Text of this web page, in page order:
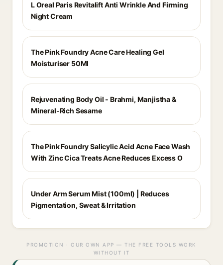
L Oreal Paris Revitalift Anti Wrinkle And Firming
Night Cream
The Pink Foundry Acne Care Healing Gel
Moisturiser 50Ml
Rejuvenating Body Oil - Brahmi, Manjistha &
Mineral-Rich Sesame
The Pink Foundry Salicylic Acid Acne Face Wash
With Zinc Cica Treats Acne Reduces Excess O
Under Arm Serum Mist (100ml) | Reduces
Pigmentation, Sweat & Irritation
PROMOTION · OUR OWN APP — THE FREE TOOLS WORK
WITHOUT IT